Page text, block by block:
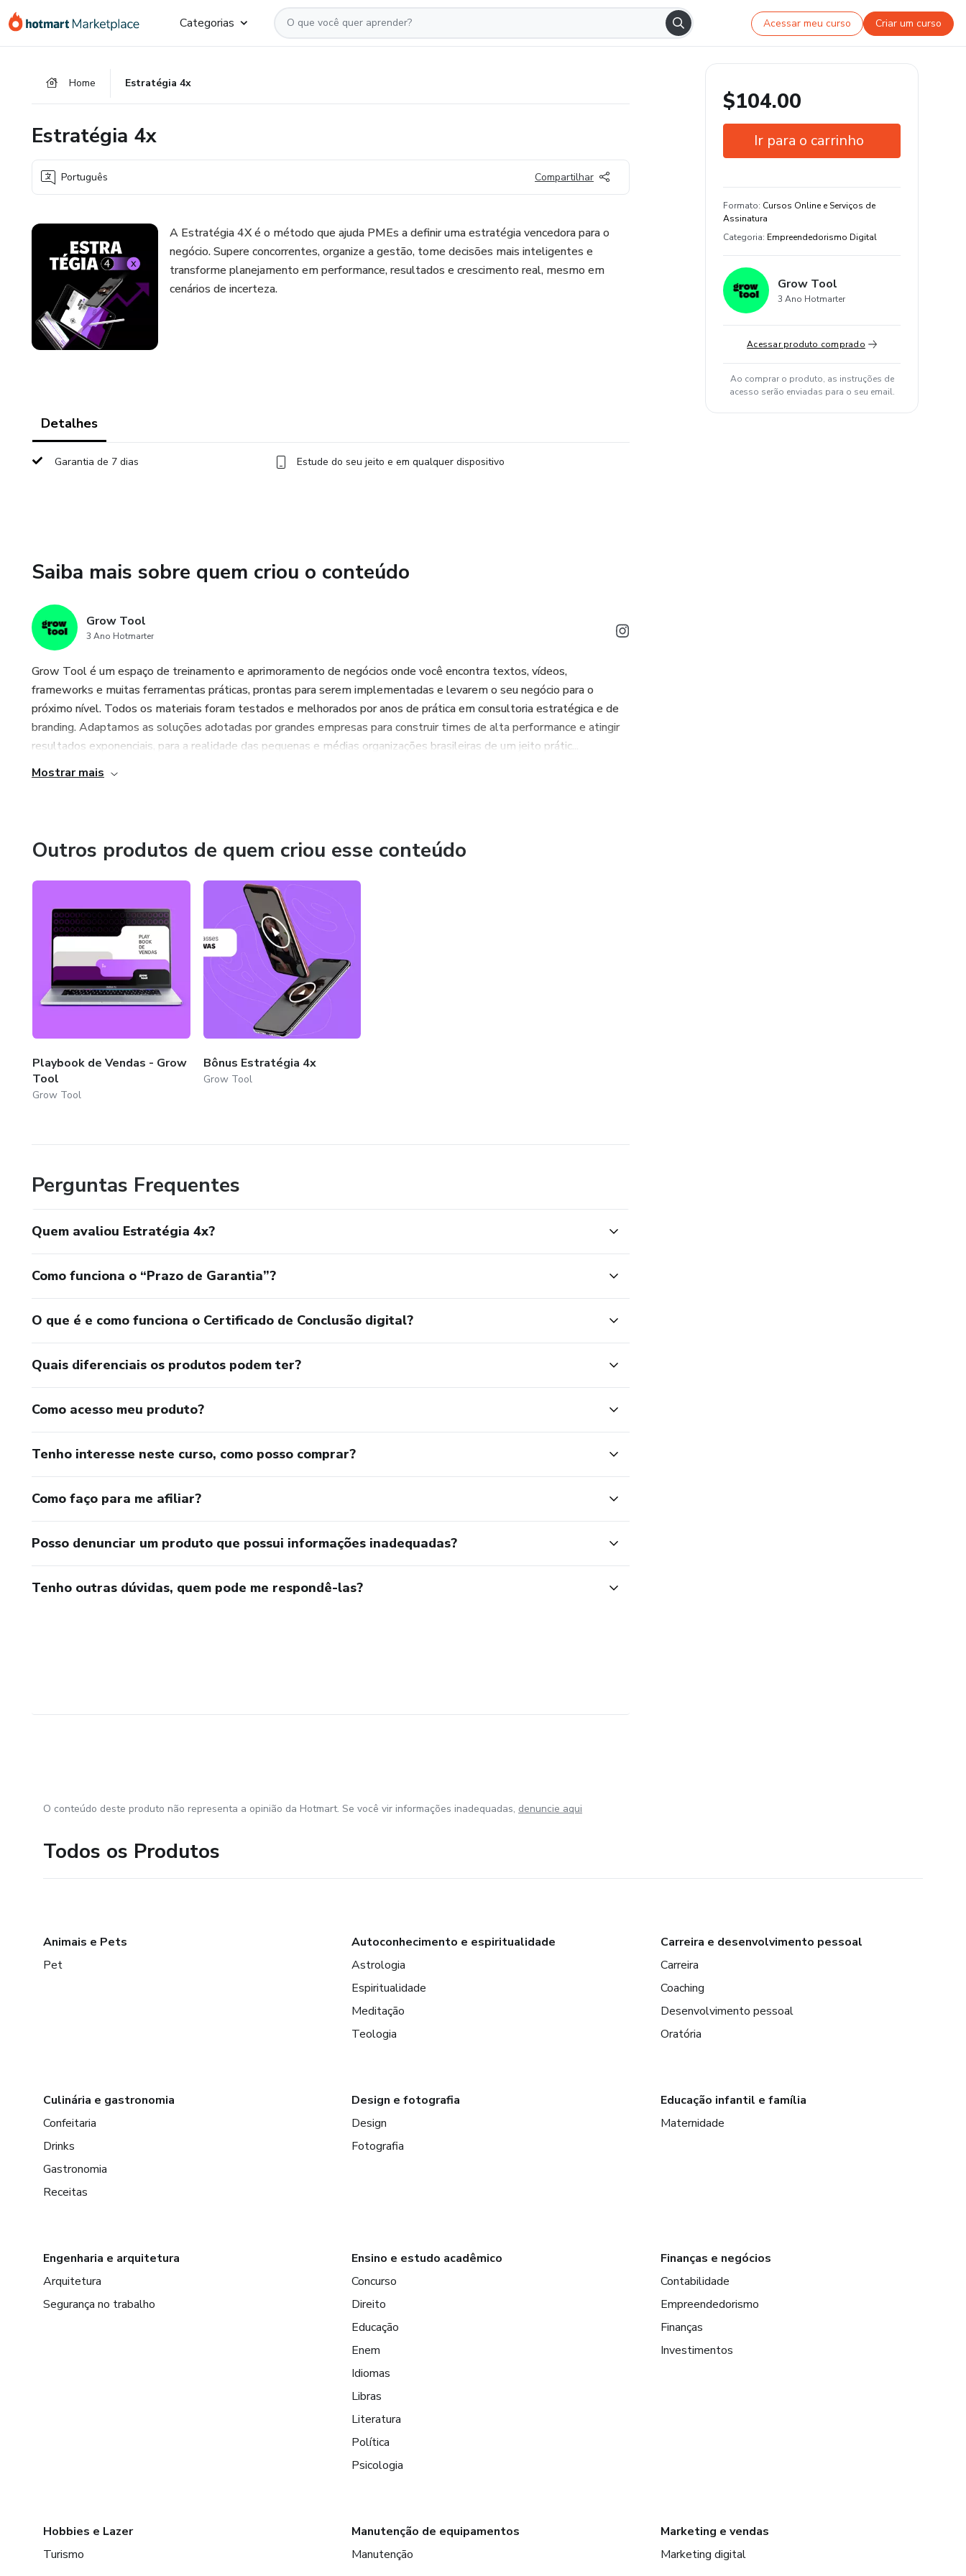
para
para
para
Categorias Acessar meu curso Criar um curso
Home Estratégia 4x
Estratégia 4x
Português Compartilhar
A Estratégia 4X é o método que ajuda PMEs a definir uma estratégia vencedora para o
negócio. Supere concorrentes, organize a gestão, tome decisões mais inteligentes e
transforme planejamento em performance, resultados e crescimento real, mesmo em
cenários de incerteza.
Detalhes
Garantia de 7 dias Estude do seu jeito e em qualquer dispositivo
Saiba mais sobre quem criou o conteúdo
Grow Tool
3 Ano Hotmarter
Grow Tool é um espaço de treinamento e aprimoramento de negócios onde você encontra textos, vídeos,
frameworks e muitas ferramentas práticas, prontas para serem implementadas e levarem o seu negócio para o
próximo nível. Todos os materiais foram testados e melhorados por anos de prática em consultoria estratégica e de
branding. Adaptamos as soluções adotadas por grandes empresas para construir times de alta performance e atingir
resultados exponenciais, para a realidade das pequenas e médias organizações brasileiras de um jeito prátic...
Mostrar mais
Outros produtos de quem criou esse conteúdo
Playbook de Vendas - Grow
Tool
Grow Tool
Bônus Estratégia 4x
Grow Tool
Perguntas Frequentes
Quem avaliou Estratégia 4x?
Como funciona o “Prazo de Garantia”?
O que é e como funciona o Certificado de Conclusão digital?
Quais diferenciais os produtos podem ter?
Como acesso meu produto?
Tenho interesse neste curso, como posso comprar?
Como faço para me afiliar?
Posso denunciar um produto que possui informações inadequadas?
Tenho outras dúvidas, quem pode me respondê-las?
$104.00
Ir para o carrinho
Estude do seu jeito e em qualquer
dispositivo
Formato: Cursos Online e Serviços de
Assinatura
Categoria: Empreendedorismo Digital
Grow Tool
3 Ano Hotmarter
Acessar produto comprado
Ao comprar o produto, as instruções de
acesso serão enviadas para o seu email.
O conteúdo deste produto não representa a opinião da Hotmart. Se você vir informações inadequadas, denuncie aqui
Todos os Produtos
Animais e Pets
Pet
Autoconhecimento e espiritualidade
Astrologia
Espiritualidade
Meditação
Teologia
Carreira e desenvolvimento pessoal
Carreira
Coaching
Desenvolvimento pessoal
Oratória
Culinária e gastronomia
Confeitaria
Drinks
Gastronomia
Receitas
Design e fotografia
Design
Fotografia
Educação infantil e família
Maternidade
Engenharia e arquitetura
Arquitetura
Segurança no trabalho
Ensino e estudo acadêmico
Concurso
Direito
Educação
Enem
Idiomas
Libras
Literatura
Política
Psicologia
Finanças e negócios
Contabilidade
Empreendedorismo
Finanças
Investimentos
Hobbies e Lazer
Turismo
Manutenção de equipamentos
Manutenção
Marketing e vendas
Marketing digital